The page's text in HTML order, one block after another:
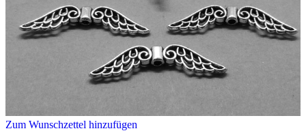
Zum Wunschzettel hinzufügen